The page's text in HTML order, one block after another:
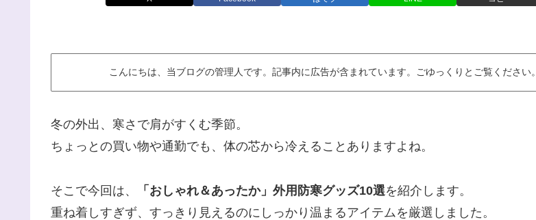
こんにちは、当ブログの管理人です。記事内に広告が含まれています。ごゆっくりとご覧ください。
冬の外出、寒さで肩がすくむ季節。
ちょっとの買い物や通勤でも、体の芯から冷えることありますよね。
そこで今回は、 「おしゃれ＆あったか」外用防寒グッズ10選を紹介します。
重ね着しすぎず、すっきり見えるのにしっかり温まるアイテムを厳選しました。